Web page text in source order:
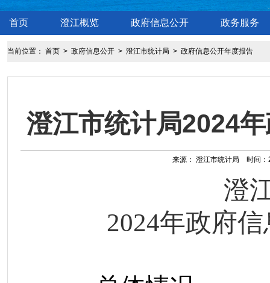
首页 澄江概览 政府信息公开 政务服务
当前位置： 首页> 政府信息公开> 澄江市统计局 > 政府信息公开年度报告
澄江市统计局2024
来源： 澄江市统计局 时间
澄
2024年政府